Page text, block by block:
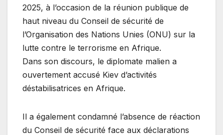
2025, à l’occasion de la réunion publique de
haut niveau du Conseil de sécurité de
l’Organisation des Nations Unies (ONU) sur la
lutte contre le terrorisme en Afrique.
Dans son discours, le diplomate malien a
ouvertement accusé Kiev d’activités
déstabilisatrices en Afrique.
Il a également condamné l’absence de réaction
du Conseil de sécurité face aux déclarations